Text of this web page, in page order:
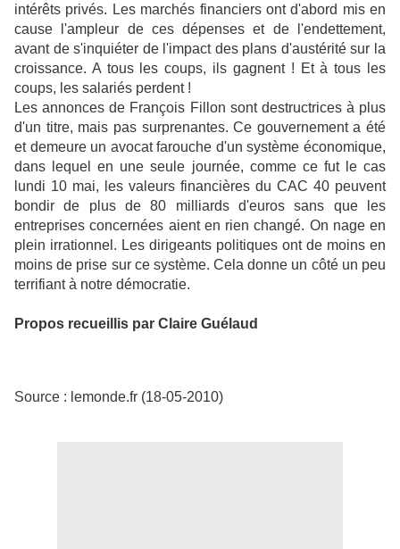
intérêts privés. Les marchés financiers ont d'abord mis en
cause l'ampleur de ces dépenses et de l'endettement,
avant de s'inquiéter de l'impact des plans d'austérité sur la
croissance. A tous les coups, ils gagnent ! Et à tous les
coups, les salariés perdent !
Les annonces de François Fillon sont destructrices à plus
d'un titre, mais pas surprenantes. Ce gouvernement a été
et demeure un avocat farouche d'un système économique,
dans lequel en une seule journée, comme ce fut le cas
lundi 10 mai, les valeurs financières du CAC 40 peuvent
bondir de plus de 80 milliards d'euros sans que les
entreprises concernées aient en rien changé. On nage en
plein irrationnel. Les dirigeants politiques ont de moins en
moins de prise sur ce système. Cela donne un côté un peu
terrifiant à notre démocratie.
Propos recueillis par Claire Guélaud
Source : lemonde.fr (18-05-2010)